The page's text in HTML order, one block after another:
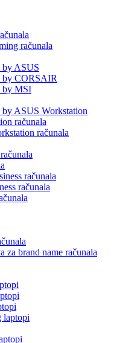
računala
ASUS
CORSAIR
by MSI
ASUS Workstation
računala
računala
računala
računala
za brand name računala
laptopi